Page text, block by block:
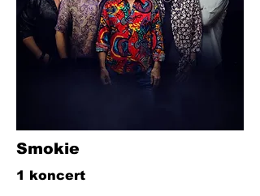
Smokie
1 koncert